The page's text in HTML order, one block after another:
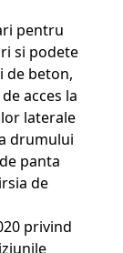
pentru
si podete
de beton,
acces la
laterale
drumului
panta
de
privind